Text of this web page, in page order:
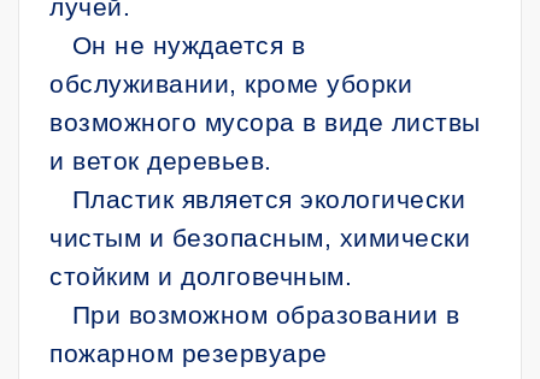
лучей.
Он не нуждается в
обслуживании, кроме уборки
возможного мусора в виде листвы
и веток деревьев.
Пластик является экологически
чистым и безопасным, химически
стойким и долговечным.
При возможном образовании в
пожарном резервуаре